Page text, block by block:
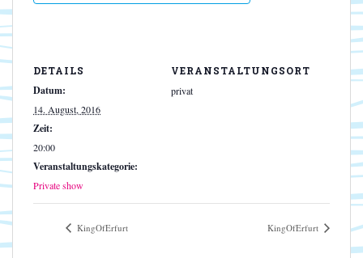
DETAILS
Datum:
14. August, 2016
Zeit:
20:00
Veranstaltungskategorie:
Private show
VERANSTALTUNGSORT
privat
KingOfErfurt KingOfErfurt